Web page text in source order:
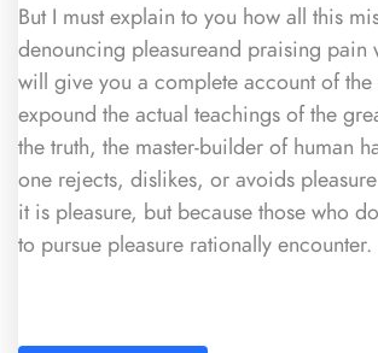
But I must explain to you how all this
denouncing pleasureand praising pain
will give you a complete account of the
expound the actual teachings of the
the truth, the master-builder of human
one rejects, dislikes, or avoids
it is pleasure, but because those who
to pursue pleasure rationally encounter.